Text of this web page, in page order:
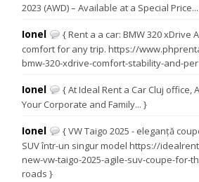
2023 (AWD) – Available at a Special
Ionel
{ Rent a a car: BMW 320 xDrive
comfort for any trip. https://
bmw-320-xdrive-comfort-stability-and-
Ionel
{ At Ideal Rent a Car Cluj office,
Your Corporate and Family... }
Ionel
{ VW Taigo 2025 - eleganță
SUV într-un singur model https://
new-vw-taigo-2025-agile-suv-coupe-for-
roads }